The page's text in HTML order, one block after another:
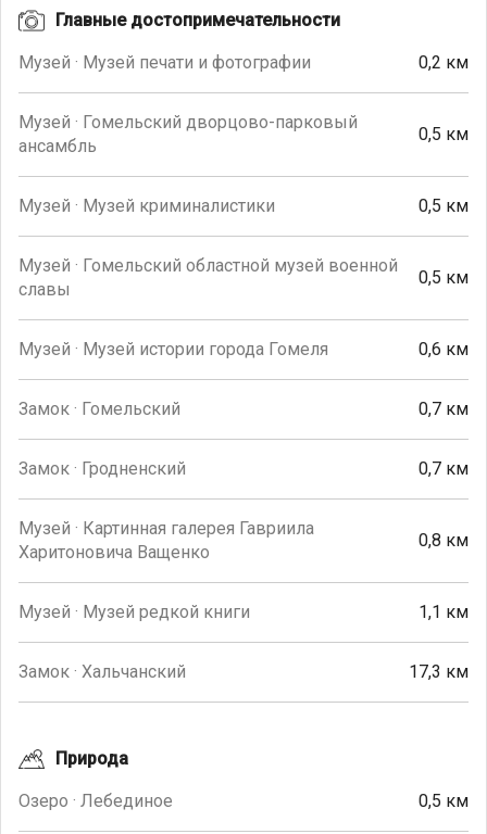
Главные достопримечательности
Музей · Музей печати и фотографии 0,2 км
Музей · Гомельский дворцово-парковый
ансамбль
0,5 км
Музей · Музей криминалистики 0,5 км
Музей · Гомельский областной музей военной
славы
0,5 км
Музей · Музей истории города Гомеля 0,6 км
Замок · Гомельский 0,7 км
Замок · Гродненский 0,7 км
Музей · Картинная галерея Гавриила
Харитоновича Ващенко
0,8 км
Музей · Музей редкой книги 1,1 км
Замок · Хальчанский 17,3 км
Природа
Озеро · Лебединое 0,5 км